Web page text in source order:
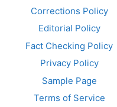
Corrections Policy
Editorial Policy
Fact Checking Policy
Privacy Policy
Sample Page
Terms of Service